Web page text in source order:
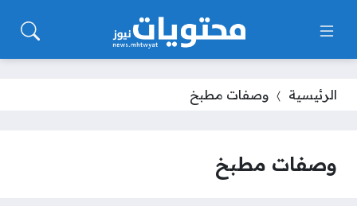
الرئيسية وصفات مطبخ
وصفات مطبخ